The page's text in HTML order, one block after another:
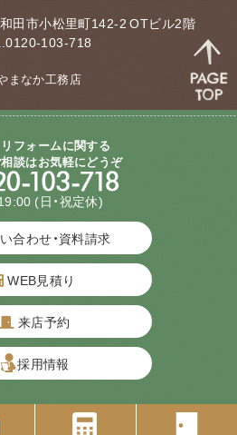
田市小松里町142-2 OTビル2階
103-718
まなか工務店
リフォームに関する
相談はお気軽にどうぞ
(日・祝定休)
合わせ・資料請求
WEB見積り
来店予約
採用情報